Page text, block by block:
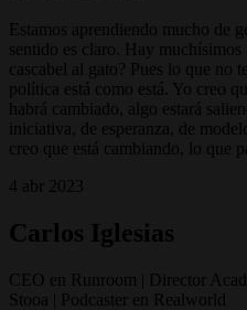
Estamos aprendiendo mucho de
sentido es claro. Hay muchísimos
cascabel al gato? Pues lo que no
política está como está. Yo creo
habrá cambiado, algo estará
iniciativa, de esperanza, de
creo que está cambiando, lo que
4 abr 2023
Carlos Iglesias
CEO en Runroom | Director
Stooa | Podcaster en Realworld